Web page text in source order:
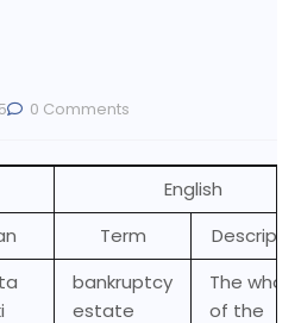
0 Comments
English
Term
bankruptcy
estate
The whole
of the